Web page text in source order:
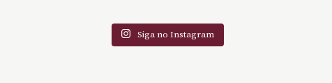
Siga no Instagram